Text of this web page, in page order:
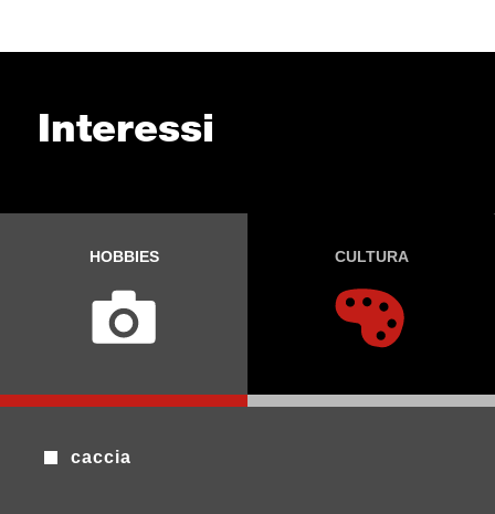
Interessi
HOBBIES CULTURA
caccia